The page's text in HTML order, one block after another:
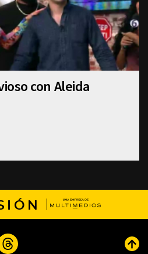
con Aleida
Threads